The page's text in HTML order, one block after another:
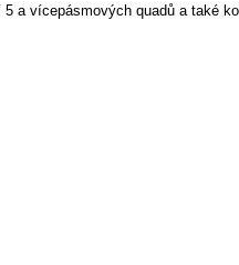
a vícepásmových quadů a také